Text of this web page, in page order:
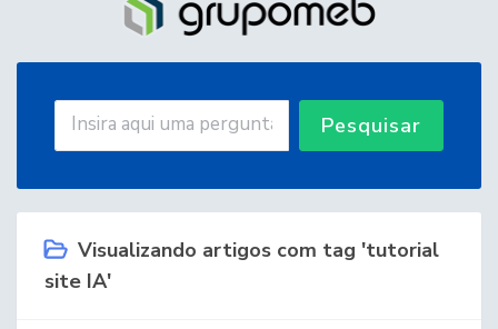
Pesquisar
Visualizando artigos com tag 'tutorial
site IA'